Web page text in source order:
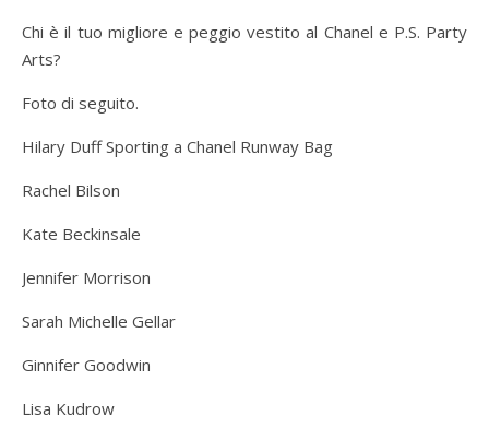
Chi è il tuo migliore e peggio vestito al Chanel e P.S. Party
Arts?
Foto di seguito.
Hilary Duff Sporting a Chanel Runway Bag
Rachel Bilson
Kate Beckinsale
Jennifer Morrison
Sarah Michelle Gellar
Ginnifer Goodwin
Lisa Kudrow